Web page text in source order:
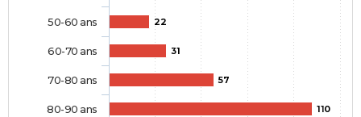
22
31
57
110
50-60 ans
60-70 ans
70-80 ans
80-90 ans